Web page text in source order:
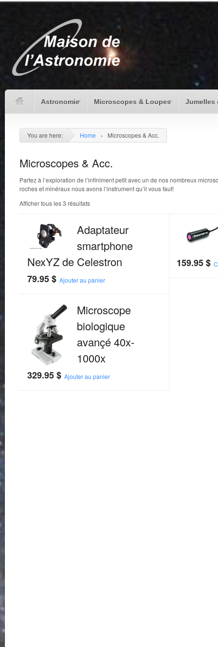
Astronomie Microscopes & Loupes Jumelles
You are here: Home › Microscopes & Acc.
Microscopes & Acc.
Partez à l’exploration de l’infiniment petit avec un de nos nombreux
roches et minéraux nous avons l’instrument qu’il vous faut!
Afficher tous les 3 résultats
Adaptateur
smartphone
NexYZ de Celestron
79.95$ Ajouter au panier
159.95$
Microscope
biologique
avançé 40x-
1000x
329.95$ Ajouter au panier